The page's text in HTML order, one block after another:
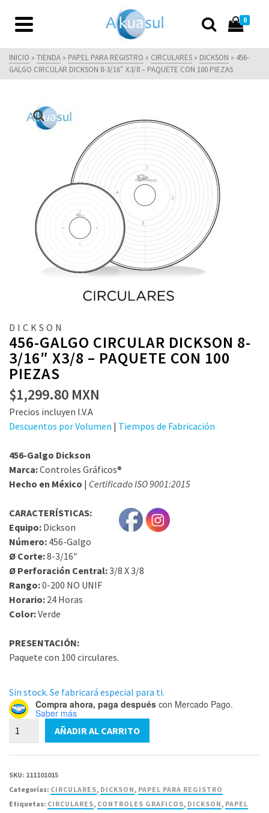
0
INICIO » TIENDA » PAPEL PARA REGISTRO » CIRCULARES » DICKSON » 456-
GALGO CIRCULAR DICKSON 8-3/16″ X3/8 – PAQUETE CON 100 PIEZAS
DICKSON
456-GALGO CIRCULAR DICKSON 8-
3/16″ X3/8 – PAQUETE CON 100
PIEZAS
$1,299.80 MXN
Precios incluyen I.V.A
Descuentos por Volumen | Tiempos de Fabricación
456-Galgo Dickson
Marca:Controles Gráficos®
Hecho en México | Certificado ISO 9001:2015
CARACTERÍSTICAS:
Equipo: Dickson
Número: 456-Galgo
Ø Corte:8-3/16″
Ø Perforación Central:3/8 X 3/8
Rango:0-200 NO UNIF
Horario: 24 Horas
Color:Verde
PRESENTACIÓN:
Paquete con 100 circulares.
Sin stock. Se fabricará especial para ti.
Compra ahora, paga después con Mercado Pago.
Saber más
456-
AÑADIR AL CARRITO
SKU: 111101015
Categorías: CIRCULARES, DICKSON, PAPEL PARA REGISTRO
Etiquetas: CIRCULARES, CONTROLES GRAFICOS, DICKSON, PAPEL